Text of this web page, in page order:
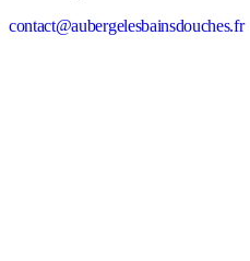
contact@aubergelesbainsdouches.fr